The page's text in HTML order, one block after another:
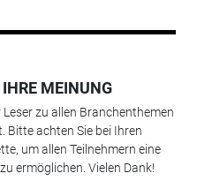
MEINUNG
zu allen Branchenthemen
Bitte achten Sie bei Ihren
um allen Teilnehmern eine
ermöglichen. Vielen Dank!